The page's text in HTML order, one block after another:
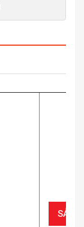
SẢN